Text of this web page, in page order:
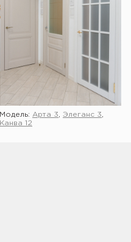
Модель: Арта 3 Элеганс 3
Канва 12